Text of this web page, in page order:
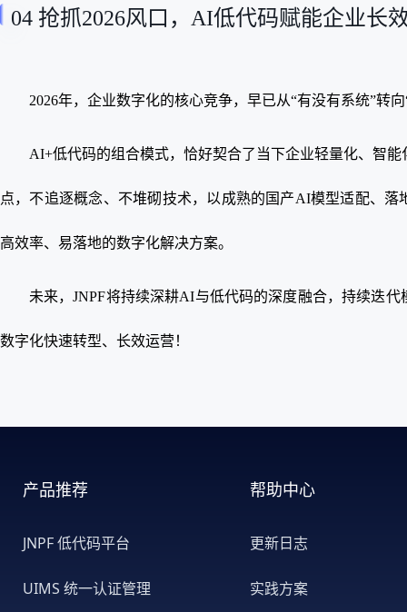
04 抢抓2026风口，AI低代码赋能企业长
2026年，企业数字化的核心竞争，早已从“有没有系统”转
AI+低代码的组合模式，恰好契合了当下企业轻量化、智
点，不追逐概念、不堆砌技术，以成熟的国产AI模型适配、
高效率、易落地的数字化解决方案。
未来，JNPF将持续深耕AI与低代码的深度融合，持续迭
数字化快速转型、长效运营！
产品推荐
JNPF 低代码平台
UIMS 统一认证管理
帮助中心
更新日志
实践方案